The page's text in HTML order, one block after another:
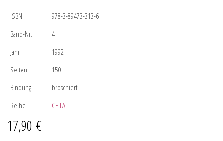
ISBN
978-3-89473-313-6
Band-Nr.
4
Jahr
1992
Seiten
150
Bindung
broschiert
Reihe
CEILA
17,90 €